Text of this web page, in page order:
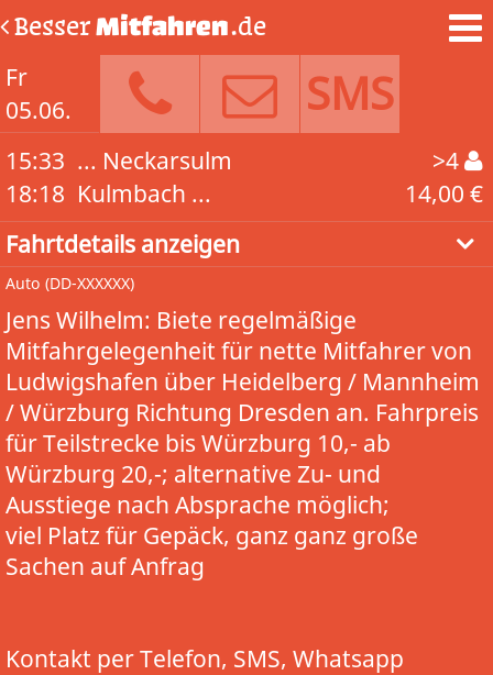
BesserMitfahren.de
Fr
05.06.
SMS
15:33
18:18
... Neckarsulm
Kulmbach ...
>4
14,00 €
Fahrtdetails anzeigen
Auto (DD-XXXXXX)
Jens Wilhelm: Biete regelmäßige
Mitfahrgelegenheit für nette Mitfahrer von
Ludwigshafen über Heidelberg / Mannheim
/ Würzburg Richtung Dresden an. Fahrpreis
für Teilstrecke bis Würzburg 10,- ab
Würzburg 20,-; alternative Zu- und
Ausstiege nach Absprache möglich;
viel Platz für Gepäck, ganz ganz große
Sachen auf Anfrag
Kontakt per Telefon, SMS, Whatsapp